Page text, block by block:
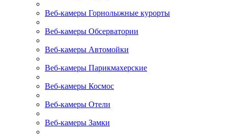
Веб-камеры Горнолыжные курорты
Веб-камеры Обсерватории
Веб-камеры Автомойки
Веб-камеры Парикмахерские
Веб-камеры Космос
Веб-камеры Отели
Веб-камеры Замки